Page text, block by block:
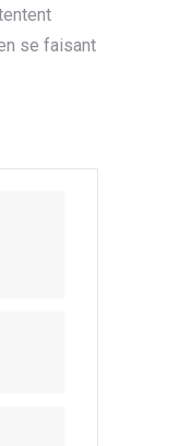
se faisant